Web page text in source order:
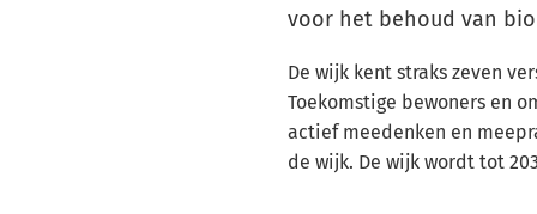
voor het behoud van
De wijk kent straks zeven
Toekomstige bewoners en
actief meedenken en
de wijk. De wijk wordt tot